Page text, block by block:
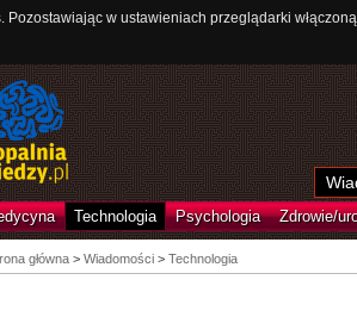
Pozostawiając w ustawieniach przeglądarki
Technologia Psychologia Zdrowie/
główna> Wiadomości > Technologia